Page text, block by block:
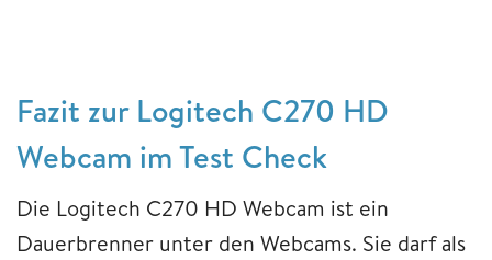
Fazit zur Logitech C270 HD
Webcam im Test Check
Die Logitech C270 HD Webcam ist ein
Dauerbrenner unter den Webcams. Sie darf als